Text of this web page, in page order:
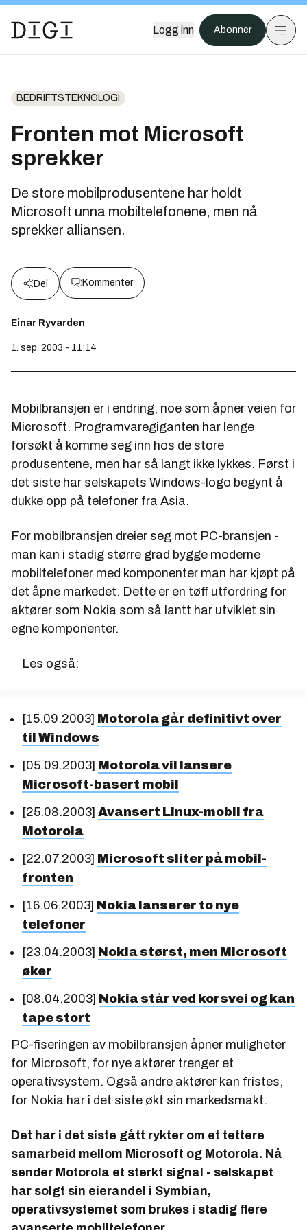
Logg inn Abonner
BEDRIFTSTEKNOLOGI
Fronten mot Microsoft
sprekker
De store mobilprodusentene har holdt
Microsoft unna mobiltelefonene, men nå
sprekker alliansen.
Del Kommenter
Einar Ryvarden
1. sep. 2003 - 11:14
Mobilbransjen er i endring, noe som åpner veien for
Microsoft. Programvaregiganten har lenge
forsøkt å komme seg inn hos de store
produsentene, men har så langt ikke lykkes. Først i
det siste har selskapets Windows-logo begynt å
dukke opp på telefoner fra Asia.
For mobilbransjen dreier seg mot PC-bransjen -
man kan i stadig større grad bygge moderne
mobiltelefoner med komponenter man har kjøpt på
det åpne markedet. Dette er en tøff utfordring for
aktører som Nokia som så lantt har utviklet sin
egne komponenter.
Les også:
[15.09.2003] Motorola går definitivt over
til Windows
[05.09.2003] Motorola vil lansere
Microsoft-basert mobil
[25.08.2003] Avansert Linux-mobil fra
Motorola
[22.07.2003] Microsoft sliter på mobil-
fronten
[16.06.2003] Nokia lanserer to nye
telefoner
[23.04.2003] Nokia størst, men Microsoft
øker
[08.04.2003] Nokia står ved korsvei og kan
tape stort
PC-fiseringen av mobilbransjen åpner muligheter
for Microsoft, for nye aktører trenger et
operativsystem. Også andre aktører kan fristes,
for Nokia har i det siste økt sin markedsmakt.
Det har i det siste gått rykter om et tettere
samarbeid mellom Microsoft og Motorola. Nå
sender Motorola et sterkt signal - selskapet
har solgt sin eierandel i Symbian,
operativsystemet som brukes i stadig flere